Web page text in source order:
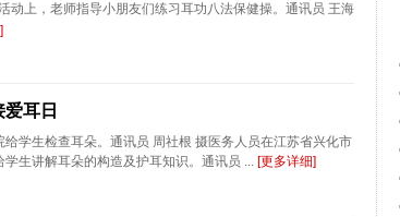
上，老师指导小朋友们练习耳功八法保健操。通讯员 王海
耳日
学生检查耳朵。通讯员 周社根 摄医务人员在江苏省兴化市
生讲解耳朵的构造及护耳知识。通讯员 ... [更多详细]